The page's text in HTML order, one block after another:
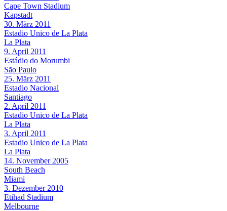
Cape Town Stadium
Kapstadt
30. März 2011
Estadio Unico de La Plata
La Plata
9. April 2011
Estádio do Morumbi
São Paulo
25. März 2011
Estadio Nacional
Santiago
2. April 2011
Estadio Unico de La Plata
La Plata
3. April 2011
Estadio Unico de La Plata
La Plata
14. November 2005
South Beach
Miami
3. Dezember 2010
Etihad Stadium
Melbourne